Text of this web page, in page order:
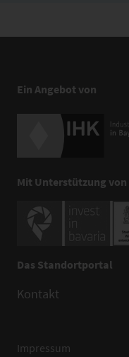
Ein Angebot von
Mit Unterstützung von
Das Standortportal
Kontakt
Impressum